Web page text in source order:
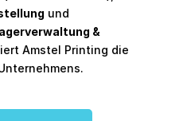
und
&
Amstel Printing die